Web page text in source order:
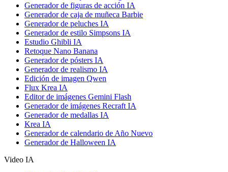
Generador de figuras de acción IA
Generador de caja de muñeca Barbie
Generador de peluches IA
Generador de estilo Simpsons IA
Estudio Ghibli IA
Retoque Nano Banana
Generador de pósters IA
Generador de realismo IA
Edición de imagen Qwen
Flux Krea IA
Editor de imágenes Gemini Flash
Generador de imágenes Recraft IA
Generador de medallas IA
Krea IA
Generador de calendario de Año Nuevo
Generador de Halloween IA
Video IA